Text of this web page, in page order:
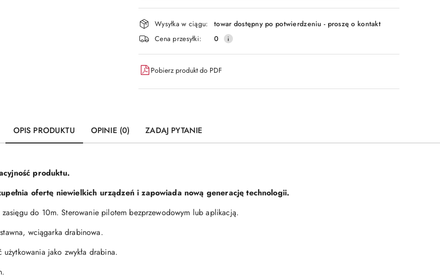
płatność
i
dostawa
Wysyłka w ciągu:
towar dostępny po potwierdzeniu - proszę o kontakt
Cena przesyłki:
0
Pobierz produkt do PDF
OPIS PRODUKTU OPINIE (0) ZADAJ PYTANIE
produktu.
ofertę niewielkich urządzeń i zapowiada nową generację technologii.
do 10m. Sterowanie pilotem bezprzewodowym lub aplikacją.
wciągarka drabinowa.
jako zwykła drabina.